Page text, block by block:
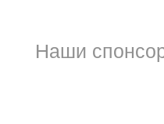
Наши